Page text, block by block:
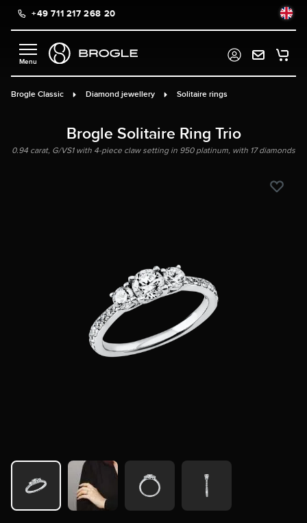
content+49 711 217 268 20
Brogle Classic Diamond jewellery Solitaire rings
Brogle Solitaire Ring Trio
0.94 carat, G/VS1 with 4-piece claw setting in 950 platinum, with 17 diamonds